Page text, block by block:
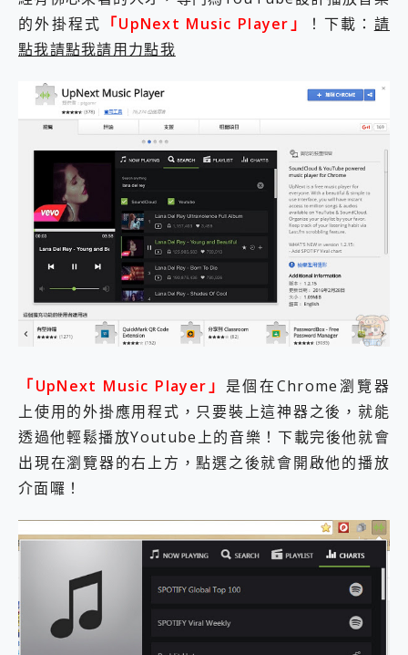
自帶線的 有線無線都能充 ONPRO MagReact M5 10000mAh 5合1 磁吸無線急速行動電源 開箱 評測
好玩好拍 vivo V50 ~ 口袋裡的 Zeiss 潮流攝影棚!
B&O 精品級音響! Home+ 中嘉寬頻 SoundBox 劇院串流盒 開箱 評測
2億 APO蔡司長焦神機降臨~ vivo X200 Pro、vivo X200 就是這麼好拍
EaseUS Vocal Remover 免費線上去聲器一鍵去除人聲 人聲 音樂分離 2024 消除人聲推薦
3 個超值 MHN 飛人工具分享~~ iToolab AnyGo 魔物獵人 Now飛人 ios教學 不出門也可以到處走
Locawhere AnyTo 寶可夢飛人 AnyTo 不出門也可以飛遍全世界
97.3% 恢復率，資料救援就是這麼簡單 EaseUS Data Recovery Wizard Free 18.0.0 業界最好的資料救援軟體
全新 SONY Xperia 1 VI 開箱! 相機實測! 長焦覆蓋更遠更清晰、2日長續航、頂尖影音娛樂效能~
Xiaomi 14 Ultra 開箱 評測~ 有深度的 Leica 影像旗艦手機! 加碼小旗艦 Xiaomi 14 開箱 評測
vivo TWS 3e 真無線藍牙耳機智慧降噪升級、音質明亮溫潤，並支援雙設備連接~
MSI Claw 掌機專屬配件包 來囉 完美保護 MSI Claw A1M-026TW 電競掌機
人像旗艦 vivo V30 系列 開箱 評測! 首搭蔡司光學鏡頭、攝影棚級柔光環、拍攝功能最好玩的美拍神機 vivo V30 Pro
業界首例百人盲測揭密，Shark EVOPOWER SYSTEM NEO+ 實測，如何精準解決居家清潔三大痛點？
OPPO 哈蘇 300mm 專業增距鏡實測：Find X9 Ultra 光學長焦隨手拍，紀錄生活就是這麼簡單
Motorola edge 70 pro 及 moto g37 power上市，登錄在送飛利浦氣炸鍋
近八千元的 Soundcore Liberty 5 Pro Max，有螢幕的耳機會是智商稅嗎?
的外掛程式 「UpNext Music Player」 ！下載： 請
點我請點我請用力點我
「UpNext Music Player」 是個在Chrome瀏覽器
上使用的外掛應用程式，只要裝上這神器之後，就能
透過他輕鬆播放Youtube上的音樂！下載完後他就會
出現在瀏覽器的右上方，點選之後就會開啟他的播放
介面囉！